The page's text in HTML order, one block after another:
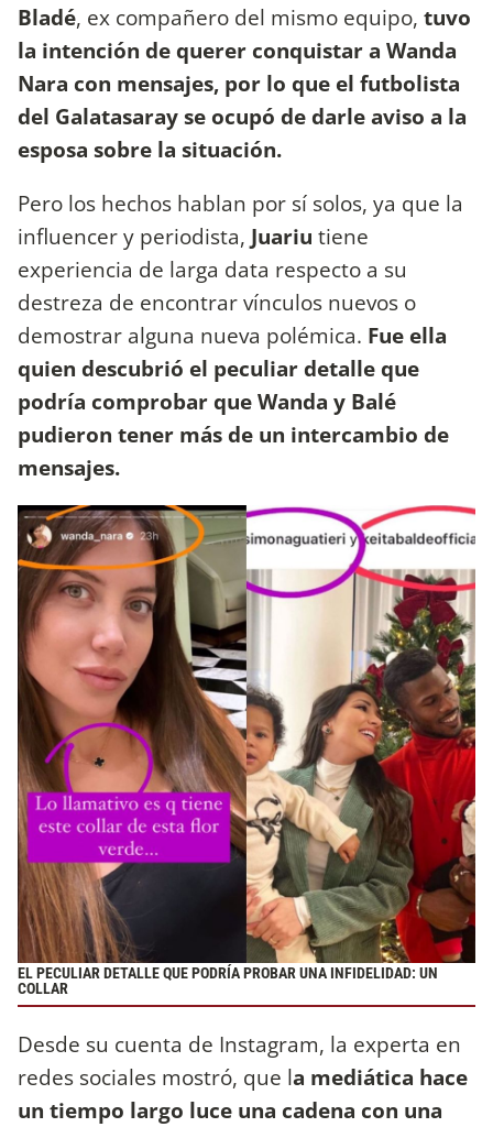
Bladé, ex compañero del mismo equipo, tuvo
la intención de querer conquistar a Wanda
Nara con mensajes, por lo que el futbolista
del Galatasaray se ocupó de darle aviso a la
esposa sobre la situación.
Pero los hechos hablan por sí solos, ya que la
influencer y periodista, Juariu tiene
experiencia de larga data respecto a su
destreza de encontrar vínculos nuevos o
demostrar alguna nueva polémica. Fue ella
quien descubrió el peculiar detalle que
podría comprobar que Wanda y Balé
pudieron tener más de un intercambio de
mensajes.
EL PECULIAR DETALLE QUE PODRÍA PROBAR UNA INFIDELIDAD: UN
COLLAR
Desde su cuenta de Instagram, la experta en
redes sociales mostró, que la mediática hace
un tiempo largo luce una cadena con una